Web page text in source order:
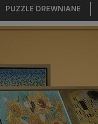
PUZZLE DREWNIANE